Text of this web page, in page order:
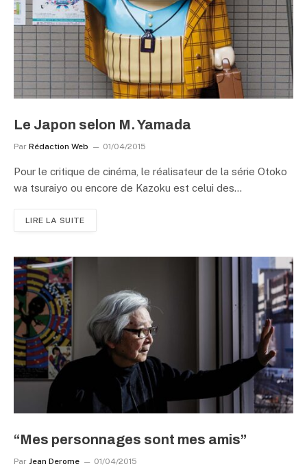
Le Japon selon M. Yamada
Par Rédaction Web 01/04/2015
Pour le critique de cinéma, le réalisateur de la série Otoko
wa tsuraiyo ou encore de Kazoku est celui des…
LIRE LA SUITE
“Mes personnages sont mes amis”
Par Jean Derome 01/04/2015